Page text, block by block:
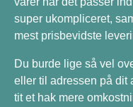
super ukompliceret,
mest prisbevidste
Du burde lige så vel
eller til adressen på dit
tit et hak mere